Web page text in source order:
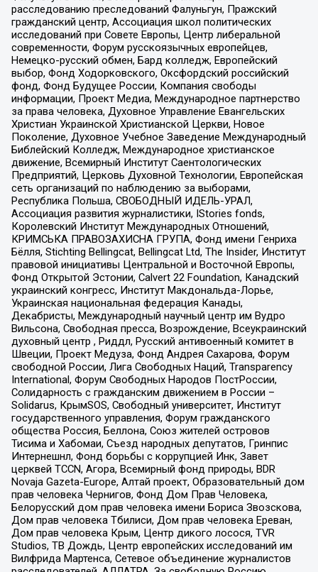
расследованию преследований Фалуньгун, Пражский
гражданский центр, Ассоциация школ политических
исследований при Совете Европы, Центр либеральной
современности, Форум русскоязычных европейцев,
Немецко-русский обмен, Бард колледж, Европейский
выбор, Фонд Ходорковского, Оксфордский российский
фонд, Фонд Будущее России, Компания свободы
информации, Проект Медиа, Международное партнерство
за права человека, Духовное Управление Евангельских
Христиан Украинской Христианской Церкви, Новое
Поколение, Духовное Учебное Заведение Международный
Библейский Колледж, Международное христианское
движение, Всемирный Институт Саентологических
Предприятий, Церковь Духовной Технологии, Европейская
сеть организаций по наблюдению за выборами,
Республика Польша, СВОБОДНЫЙ ИДЕЛЬ-УРАЛ,
Ассоциация развития журналистики, IStories fonds,
Королевский Институт Международных Отношений,
КРИМСЬКА ПРАВОЗАХИСНА ГРУПА, Фонд имени Генриха
Бёлля, Stichting Bellingcat, Bellingcat Ltd, The Insider, Институт
правовой инициативы Центральной и Восточной Европы,
Фонд Открытой Эстонии, Calvert 22 Foundation, Канадский
украинский конгресс, Институт Макдональда-Лорье,
Украинская национальная федерация Канады,
Декабристы, Международный научный центр им Вудро
Вильсона, Свободная пресса, Возрождение, Всеукраинский
духовный центр , Риддл, Русский антивоенный комитет в
Швеции, Проект Медуза, Фонд Андрея Сахарова, Форум
свободной России, Лига Свободных Наций, Transparеncy
International, Форум Свободных Народов ПостРоссии,
Солидарность с гражданским движением в России –
Solidarus, КрымSOS, Свободный университет, Институт
государственного управления, Форум гражданского
общества Россия, Беллона, Союз жителей островов
Тисима и Хабомаи, Съезд народных депутатов, Гринпис
Интернешнл, Фонд борьбы с коррупцией Инк, Завет
церквей TCCN, Агора, Всемирный фонд природы, BDR
Novaja Gazeta-Europe, Алтай проект, Образовательный дом
прав человека Чернигов, Фонд Дом Прав Человека,
Белорусский дом прав человека имени Бориса Звозскова,
Дом прав человека Тбилиси, Дом прав человека Ереван,
Дом прав человека Крым, Центр дикого лосося, TVR
Studios, ТВ Дождь, Центр европейских исследований им
Вилфрида Мартенса, Сетевое объединение журналистов